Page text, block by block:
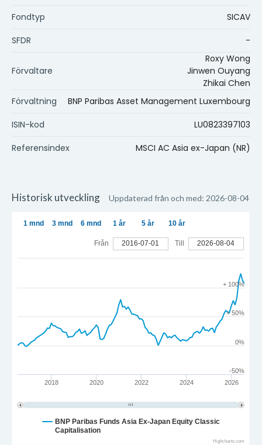
Fondtyp
SICAV
SFDR
-
Förvaltare
Roxy Wong
Jinwen Ouyang
Zhikai Chen
Förvaltning
BNP Paribas Asset Management Luxembourg
ISIN-kod
LU0823397103
Referensindex
MSCI AC Asia ex-Japan (NR)
Historisk utveckling Uppdaterad från och med: 2026-08-04
2018 2020 2022 2024 2026
0%
+ 50%
+ 100%
-50%
1 mnd 3 mnd 6 mnd 1 år 5 år 10 år
Från 2016-07-01 Till 2026-08-04
BNP Paribas Funds Asia Ex-Japan Equity Classic
Capitalisation
Highcharts.com